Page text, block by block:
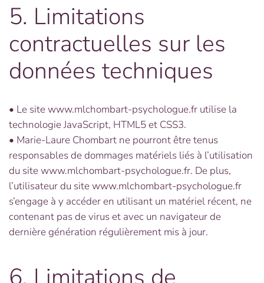
5. Limitations
contractuelles sur les
données techniques
• Le site www.mlchombart-psychologue.fr utilise la
technologie JavaScript, HTML5 et CSS3.
• Marie-Laure Chombart ne pourront être tenus
responsables de dommages matériels liés à l’utilisation
du site www.mlchombart-psychologue.fr. De plus,
l’utilisateur du site www.mlchombart-psychologue.fr
s’engage à y accéder en utilisant un matériel récent, ne
contenant pas de virus et avec un navigateur de
dernière génération régulièrement mis à jour.